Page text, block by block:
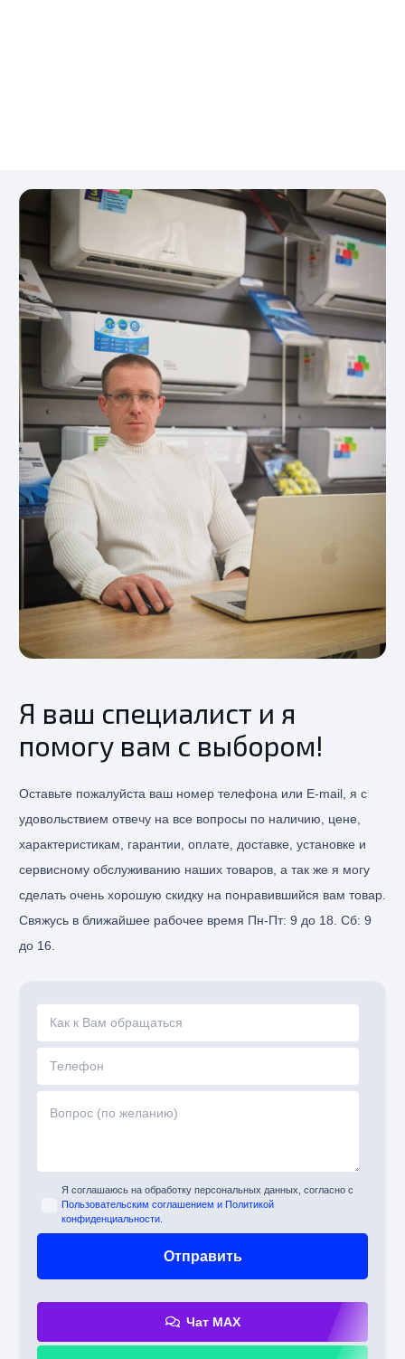
Я ваш специалист и я
помогу вам с выбором!
Оставьте пожалуйста ваш номер телефона или E-mail, я с
удовольствием отвечу на все вопросы по наличию, цене,
характеристикам, гарантии, оплате, доставке, установке и
сервисному обслуживанию наших товаров, а так же я могу
сделать очень хорошую скидку на понравившийся вам товар.
Свяжусь в ближайшее рабочее время Пн-Пт: 9 до 18. Сб: 9
до 16.
Я соглашаюсь на обработку персональных данных, согласно с
Пользовательским соглашением и Политикой
конфиденциальности.
Чат MAX